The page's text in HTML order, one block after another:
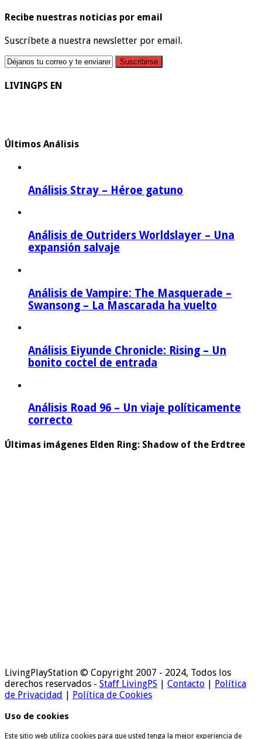
Recibe nuestras noticias por email
Suscríbete a nuestra newsletter por email.
LIVINGPS EN
Últimos Análisis
Análisis Stray – Héroe gatuno
Análisis de Outriders Worldslayer – Una
expansión salvaje
Análisis de Vampire: The Masquerade –
Swansong – La Mascarada ha vuelto
Análisis Eiyunde Chronicle: Rising – Un
bonito coctel de entrada
Análisis Road 96 – Un viaje políticamente
correcto
Últimas imágenes Elden Ring: Shadow of the Erdtree
LivingPlayStation © Copyright 2007 - 2024, Todos los
derechos reservados - Staff LivingPS | Contacto | Política
de Privacidad | Política de Cookies
Uso de cookies
Este sitio web utiliza cookies para que usted tenga la mejor experiencia de